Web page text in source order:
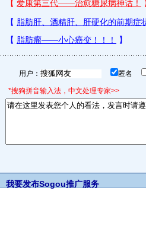
用户： 匿名
*搜狗拼音输入法，中文处理专家>>
我要发布Sogou推广服务